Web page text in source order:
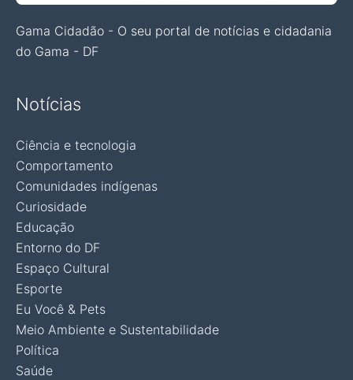
Gama Cidadão - O seu portal de notícias e cidadania
do Gama - DF
Notícias
Ciência e tecnologia
Comportamento
Comunidades indígenas
Curiosidade
Educação
Entorno do DF
Espaço Cultural
Esporte
Eu Você & Pets
Meio Ambiente e Sustentabilidade
Política
Saúde